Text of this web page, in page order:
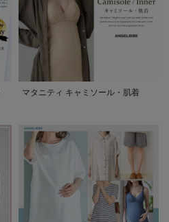
マタニティ キャミソール・肌着